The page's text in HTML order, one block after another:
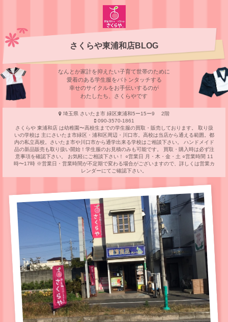
さくらや東浦和店BLOG
なんとか家計を抑えたい子育て世帯のために
愛着のある学⽣服をバトンタッチする
幸せのサイクルをお⼿伝いするのが
わたしたち、さくらやです
埼玉県 さいたま市 緑区東浦和5ー15ー9 2階
090-3570-1861
さくらや 東浦和店 は幼稚園〜高校生までの学生服の買取・販売しております。 取り扱
いの学校は 主にさいたま市緑区・浦和区周辺・川口市。高校は当店から通える範囲。都
内の私立高校。さいたま市や川口市から通学出来る学校はご相談下さい。 ハンドメイド
品の新品販売も取り扱い開始！学生服のお見積のみも可能です。 買取・購入時は必ず注
意事項を確認下さい。 お気軽にご相談下さい！ ○営業日 月・木・金・土 ○営業時間 11
時〜17時 ※営業日・営業時間が不定期で変わる場合がございますので、詳しくは営業カ
レンダーにてご確認下さい。